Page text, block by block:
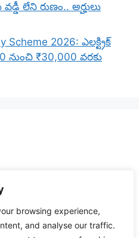
browsing experience,
and analyse our traffic.
లేని రుణం.. అర్హులు
Scheme 2026: ఎలక్ట్రిక్
నుంచి ₹30,000 వరకు